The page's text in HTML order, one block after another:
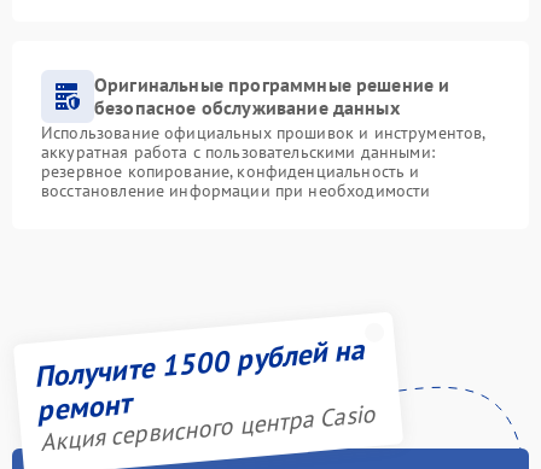
Оригинальные программные решение и
безопасное обслуживание данных
Использование официальных прошивок и инструментов,
аккуратная работа с пользовательскими данными:
резервное копирование, конфиденциальность и
восстановление информации при необходимости
Получите 1500 рублей на
ремонт
Акция сервисного центра Casio